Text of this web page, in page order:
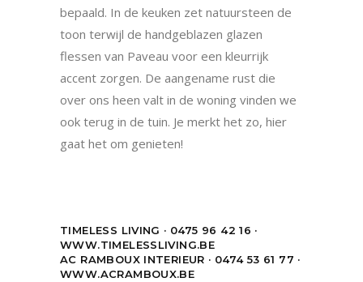
bepaald. In de keuken zet natuursteen de
toon terwijl de handgeblazen glazen
flessen van Paveau voor een kleurrijk
accent zorgen. De aangename rust die
over ons heen valt in de woning vinden we
ook terug in de tuin. Je merkt het zo, hier
gaat het om genieten!
TIMELESS LIVING · 0475 96 42 16 ·
WWW.TIMELESSLIVING.BE
AC RAMBOUX INTERIEUR · 0474 53 61 77 ·
WWW.ACRAMBOUX.BE